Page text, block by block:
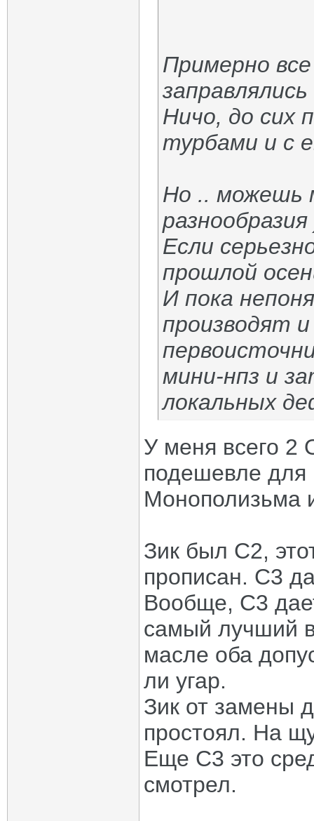
Примерно
Ничо, до сих
турбами и с
Но .. можешь
разнообразия
Если
прошлой
И пока
производят
мини-нпз и
локальных
У меня всего 2
подешевле для
Монополизьма
Зик был С2,
прописан. С3
Вообще, С3
самый лучший
масле оба
ли угар.
Зик от замены
простоял. На
Еще С3 это
смотрел.